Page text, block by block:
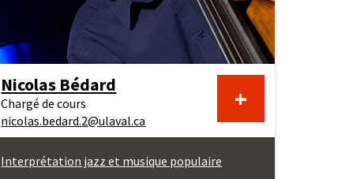
Nicolas Bédard
Chargé de cours
nicolas.bedard.2@ulaval.ca
En
savoir
+
Interprétation jazz et musique populaire